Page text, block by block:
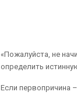
«Пожалуйста, не
определить
Если первопричина